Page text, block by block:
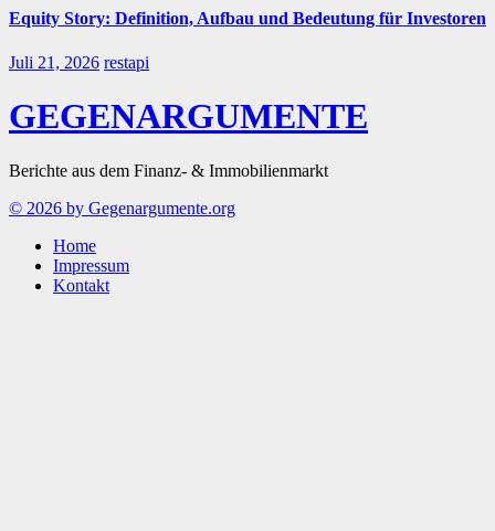
Equity Story: Definition, Aufbau und Bedeutung für Investoren
Juli 21, 2026 restapi
GEGENARGUMENTE
Berichte aus dem Finanz- & Immobilienmarkt
© 2026 by Gegenargumente.org
Home
Impressum
Kontakt